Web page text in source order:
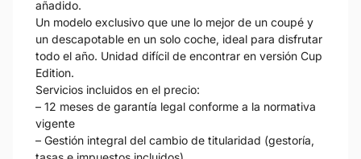
añadido.
Un modelo exclusivo que une lo mejor de un coupé y
un descapotable en un solo coche, ideal para disfrutar
todo el año. Unidad difícil de encontrar en versión Cup
Edition.
Servicios incluidos en el precio:
– 12 meses de garantía legal conforme a la normativa
vigente
– Gestión integral del cambio de titularidad (gestoría,